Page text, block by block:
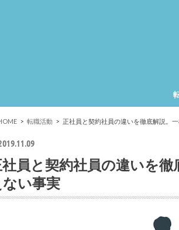
転職活動 正社員と契約社員の違いを徹底解説。
員と契約社員の違いを
ない事実